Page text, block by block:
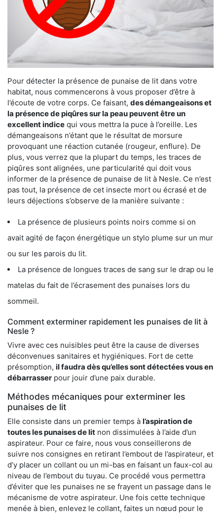
Pour détecter la présence de punaise de lit dans votre
habitat, nous commencerons à vous proposer d’être à
l’écoute de votre corps. Ce faisant, des démangeaisons et
la présence de piqûres sur la peau peuvent être un
excellent indice qui vous mettra la puce à l’oreille. Les
démangeaisons n’étant que le résultat de morsure
provoquant une réaction cutanée (rougeur, enflure). De
plus, vous verrez que la plupart du temps, les traces de
piqûres sont alignées, une particularité qui doit vous
informer de la présence de punaise de lit à Nesle. Ce n’est
pas tout, la présence de cet insecte mort ou écrasé et de
leurs déjections s’observe de la manière suivante :
La présence de plusieurs points noirs comme si on
avait agité de façon énergétique un stylo plume sur un mur
ou sur les parois du lit.
La présence de longues traces de sang sur le drap ou le
matelas du fait de l’écrasement des punaises lors du
sommeil.
Comment exterminer rapidement les punaises de lit à
Nesle ?
Vivre avec ces nuisibles peut être la cause de diverses
déconvenues sanitaires et hygiéniques. Fort de cette
présomption, il faudra dès qu’elles sont détectées vous en
débarrasser pour jouir d’une paix durable.
Méthodes mécaniques pour exterminer les
punaises de lit
Elle consiste dans un premier temps à l’aspiration de
toutes les punaises de lit non dissimulées à l’aide d’un
aspirateur. Pour ce faire, nous vous conseillerons de
suivre nos consignes en retirant l’embout de l’aspirateur, et
d’y placer un collant ou un mi-bas en faisant un faux-col au
niveau de l’embout du tuyau. Ce procédé vous permettra
d’éviter que les punaises ne se frayent un passage dans le
mécanisme de votre aspirateur. Une fois cette technique
menée à bien, enlevez le collant, faites un nœud pour le